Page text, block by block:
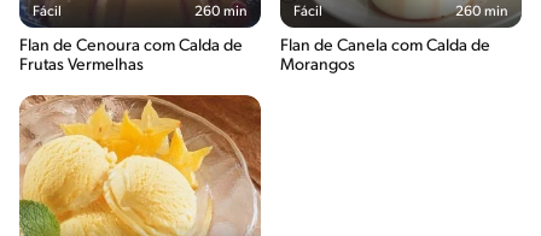
Fácil 260 min
Flan de Cenoura com Calda de
Frutas Vermelhas
Fácil 260 min
Flan de Canela com Calda de
Morangos